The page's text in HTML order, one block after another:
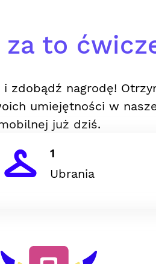
za to
zdobądź nagrodę!
umiejętności w
już dziś.
1
Ubrania